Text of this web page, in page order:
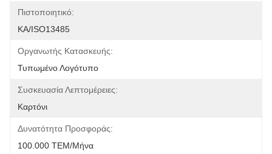
Πιστοποιητικό:
ΚΑ/ISO13485
Οργανωτής Κατασκευής:
Τυπωμένο Λογότυπο
Συσκευασία Λεπτομέρειες:
Καρτόνι
Δυνατότητα Προσφοράς:
100.000 ΤΕΜ/Μήνα